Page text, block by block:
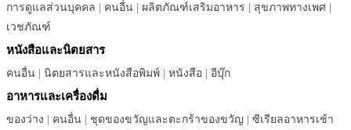
การดูแลส่วนบุคคล | คนอื่น | ผลิตภัณฑ์เสริมอาหาร | สุขภาพทางเพศ |
เวชภัณฑ์
หนังสือและนิตยสาร
คนอื่น | นิตยสารและหนังสือพิมพ์ | หนังสือ | อีบุ๊ก
อาหารและเครื่องดื่ม
ของว่าง | คนอื่น | ชุดของขวัญและตะกร้าของขวัญ | ซีเรียลอาหารเช้า